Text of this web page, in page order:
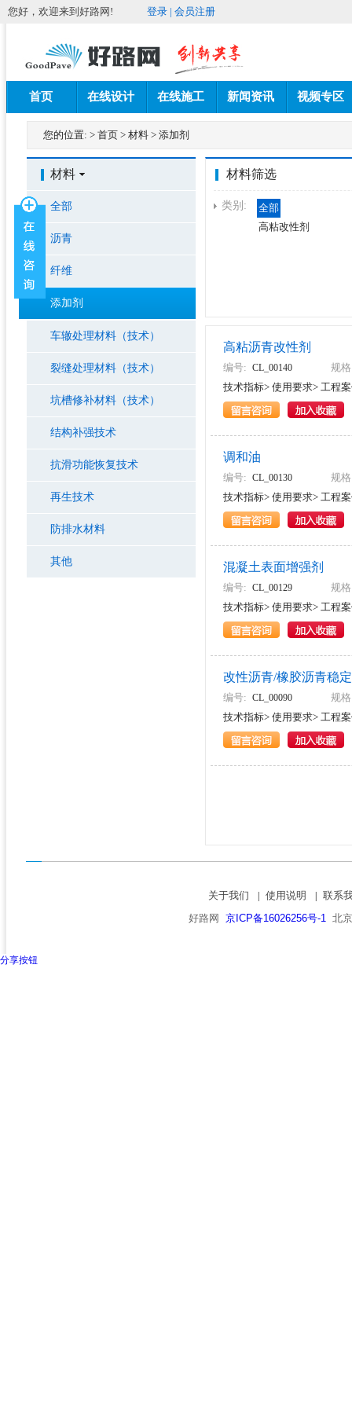
您好，欢迎来到好路网! 登录 | 会员注册
首页 在线设计 在线施工 新闻资讯 视频专区
您的位置: > 首页 > 材料 > 添加剂
材料
全部
沥青
纤维
添加剂
车辙处理材料（技术）
裂缝处理材料（技术）
坑槽修补材料（技术）
结构补强技术
抗滑功能恢复技术
再生技术
防排水材料
其他
材料筛选
类别:
全部
高粘改性剂
高粘沥青改性剂
编号: CL_00140
规
技术指标> 使用要求> 工程
调和油
编号: CL_00130
规
技术指标> 使用要求> 工程
混凝土表面增强剂
编号: CL_00129
规
技术指标> 使用要求> 工程
改性沥青/橡胶沥青稳
编号: CL_00090
规
技术指标> 使用要求> 工程
关于我们 使用说明
联系
好路网 京ICP备16026256号-1 北
分享按钮